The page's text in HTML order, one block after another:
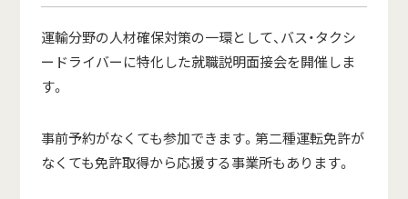
運輸分野の人材確保対策の一環として、バス・タクシ
ードライバーに特化した就職説明面接会を開催しま
す。
事前予約がなくても参加できます。第二種運転免許が
なくても免許取得から応援する事業所もあります。